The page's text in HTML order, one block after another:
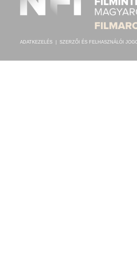
ADATKEZELÉS SZERZŐI ÉS FELHASZNÁLÓI